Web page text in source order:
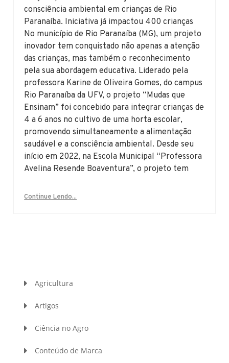
consciência ambiental em crianças de Rio
Paranaíba. Iniciativa já impactou 400 crianças
No município de Rio Paranaíba (MG), um projeto
inovador tem conquistado não apenas a atenção
das crianças, mas também o reconhecimento
pela sua abordagem educativa. Liderado pela
professora Karine de Oliveira Gomes, do campus
Rio Paranaíba da UFV, o projeto “Mudas que
Ensinam” foi concebido para integrar crianças de
4 a 6 anos no cultivo de uma horta escolar,
promovendo simultaneamente a alimentação
saudável e a consciência ambiental. Desde seu
início em 2022, na Escola Municipal “Professora
Avelina Resende Boaventura”, o projeto tem
Continue Lendo...
Agricultura
Artigos
Ciência no Agro
Conteúdo de Marca